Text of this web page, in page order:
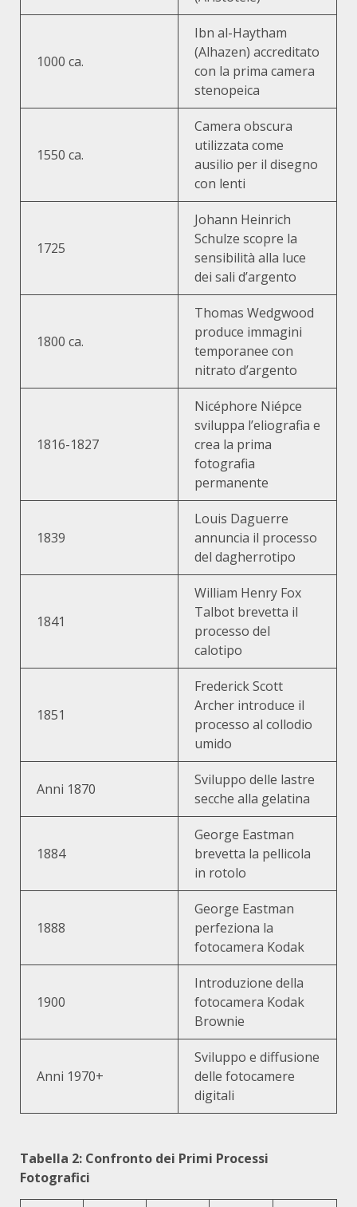
1000 ca.
Ibn al-Haytham
(Alhazen) accreditato
con la prima camera
stenopeica
1550 ca.
Camera obscura
utilizzata come
ausilio per il disegno
con lenti
1725
Johann Heinrich
Schulze scopre la
sensibilità alla luce
dei sali d’argento
1800 ca.
Thomas Wedgwood
produce immagini
temporanee con
nitrato d’argento
1816-1827
Nicéphore Niépce
sviluppa l’eliografia e
crea la prima
fotografia
permanente
1839
Louis Daguerre
annuncia il processo
del dagherrotipo
1841
William Henry Fox
Talbot brevetta il
processo del
calotipo
1851
Frederick Scott
Archer introduce il
processo al collodio
umido
Anni 1870
Sviluppo delle lastre
secche alla gelatina
1884
George Eastman
brevetta la pellicola
in rotolo
1888
George Eastman
perfeziona la
fotocamera Kodak
1900
Introduzione della
fotocamera Kodak
Brownie
Anni 1970+
Sviluppo e diffusione
delle fotocamere
digitali
Tabella 2: Confronto dei Primi Processi
Fotografici